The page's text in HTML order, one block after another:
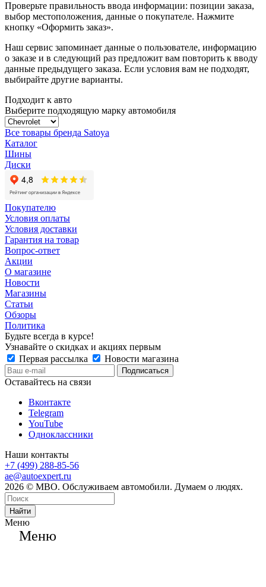
Проверьте правильность ввода информации: позиции заказа,
выбор местоположения, данные о покупателе. Нажмите
кнопку «Оформить заказ».
Наш сервис запоминает данные о пользователе, информацию
о заказе и в следующий раз предложит вам повторить к вводу
данные предыдущего заказа. Если условия вам не подходят,
выбирайте другие варианты.
Подходит к авто
Выберите подходящую марку автомобиля
Все товары бренда Satoya
Каталог
Шины
Диски
Покупателю
Условия оплаты
Условия доставки
Гарантия на товар
Вопрос-ответ
Акции
О магазине
Новости
Магазины
Статьи
Обзоры
Политика
Будьте всегда в курсе!
Узнавайте о скидках и акциях первым
Первая рассылка
Новости магазина
Оставайтесь на связи
Вконтакте
Telegram
YouTube
Одноклассники
Наши контакты
+7 (499) 288-85-56
ae@autoexpert.ru
2026 © МВО. Обслуживаем автомобили. Думаем о людях.
Найти
Меню
Меню